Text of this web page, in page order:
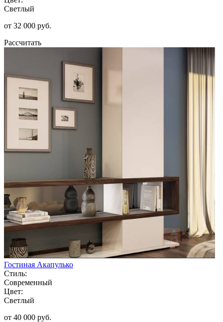
Светлый
от 32 000 руб.
Рассчитать
Гостиная Акапулько
Стиль:
Современный
Цвет:
Светлый
от 40 000 руб.